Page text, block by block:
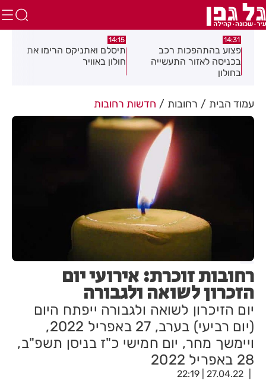
14:31
פצוע בהתהפכות רכב
בכניסה לאזור התעשייה
בחולון
14:15
תיסלם ואתניקס הרימו את
חולון באוויר
עמוד הבית רחובות חדשות רחובות
רחובות זוכרת: אירועי יום
הזכרון לשואה ולגבורה
יום הזיכרון לשואה ולגבורה ייפתח היום
(יום רביעי) בערב, 27 באפריל 2022,
ויימשך מחר, יום חמישי כ"ז בניסן תשפ"ב,
28 באפריל 2022
27.04.22 | 22:19